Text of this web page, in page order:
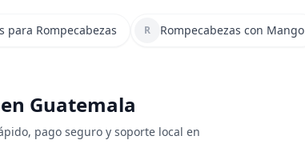
para Rompecabezas R Rompecabezas con Mango
Guatemala
pago seguro y soporte local en